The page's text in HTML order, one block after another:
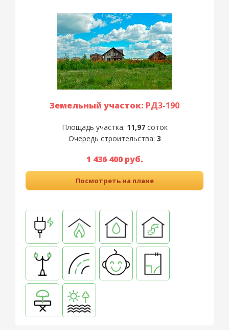
Земельный участок: РД3-190
Площадь участка: 11,97соток
Очередь строительства: 3
1 436 400 руб.
Посмотреть на плане